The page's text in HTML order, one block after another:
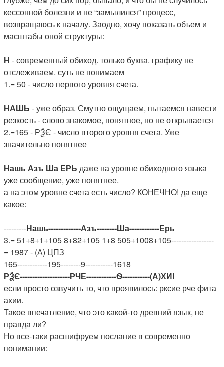
кессонной болезни и не “замылился” процесс,
возвращаюсь к началу. Заодно, хочу показать объем и
масштабы оной структуры:
Н - современный обиход. только буква. графику не
отслеживаем. суть не понимаем
1.= 50 - число первого уровня счета.
НАШЬ - уже образ. Смутно ощущаем, пытаемся навести
резкость - слово знакомое, понятное, но не открывается
2.=165 - РѮЄ - число второго уровня счета. Уже
значительно понятнее
Нашь Азъ Ша ЕРЬ даже на уровне обиходного языка
уже сообщение, уже понятнее.
а на этом уровне счета есть число? КОНЕЧНО! да еще
какое:
---------Нашь-------------Азъ--------Ша------------Ерь
3.= 51+8+1+105 8+82+105 1+8 505+1008+105-----------------
= 1987 - (А) ЦПЗ
165------------195--------9-----------1618
РѮЄ--------------------РЧЕ------------Ѳ-----------(А)ХИІ
если просто озвучить то, что проявилось: рксие рче фита
ахии.
Такое впечатление, что это какой-то древний язык, не
правда ли?
Но все-таки расшифруем послание в современно
понимании: